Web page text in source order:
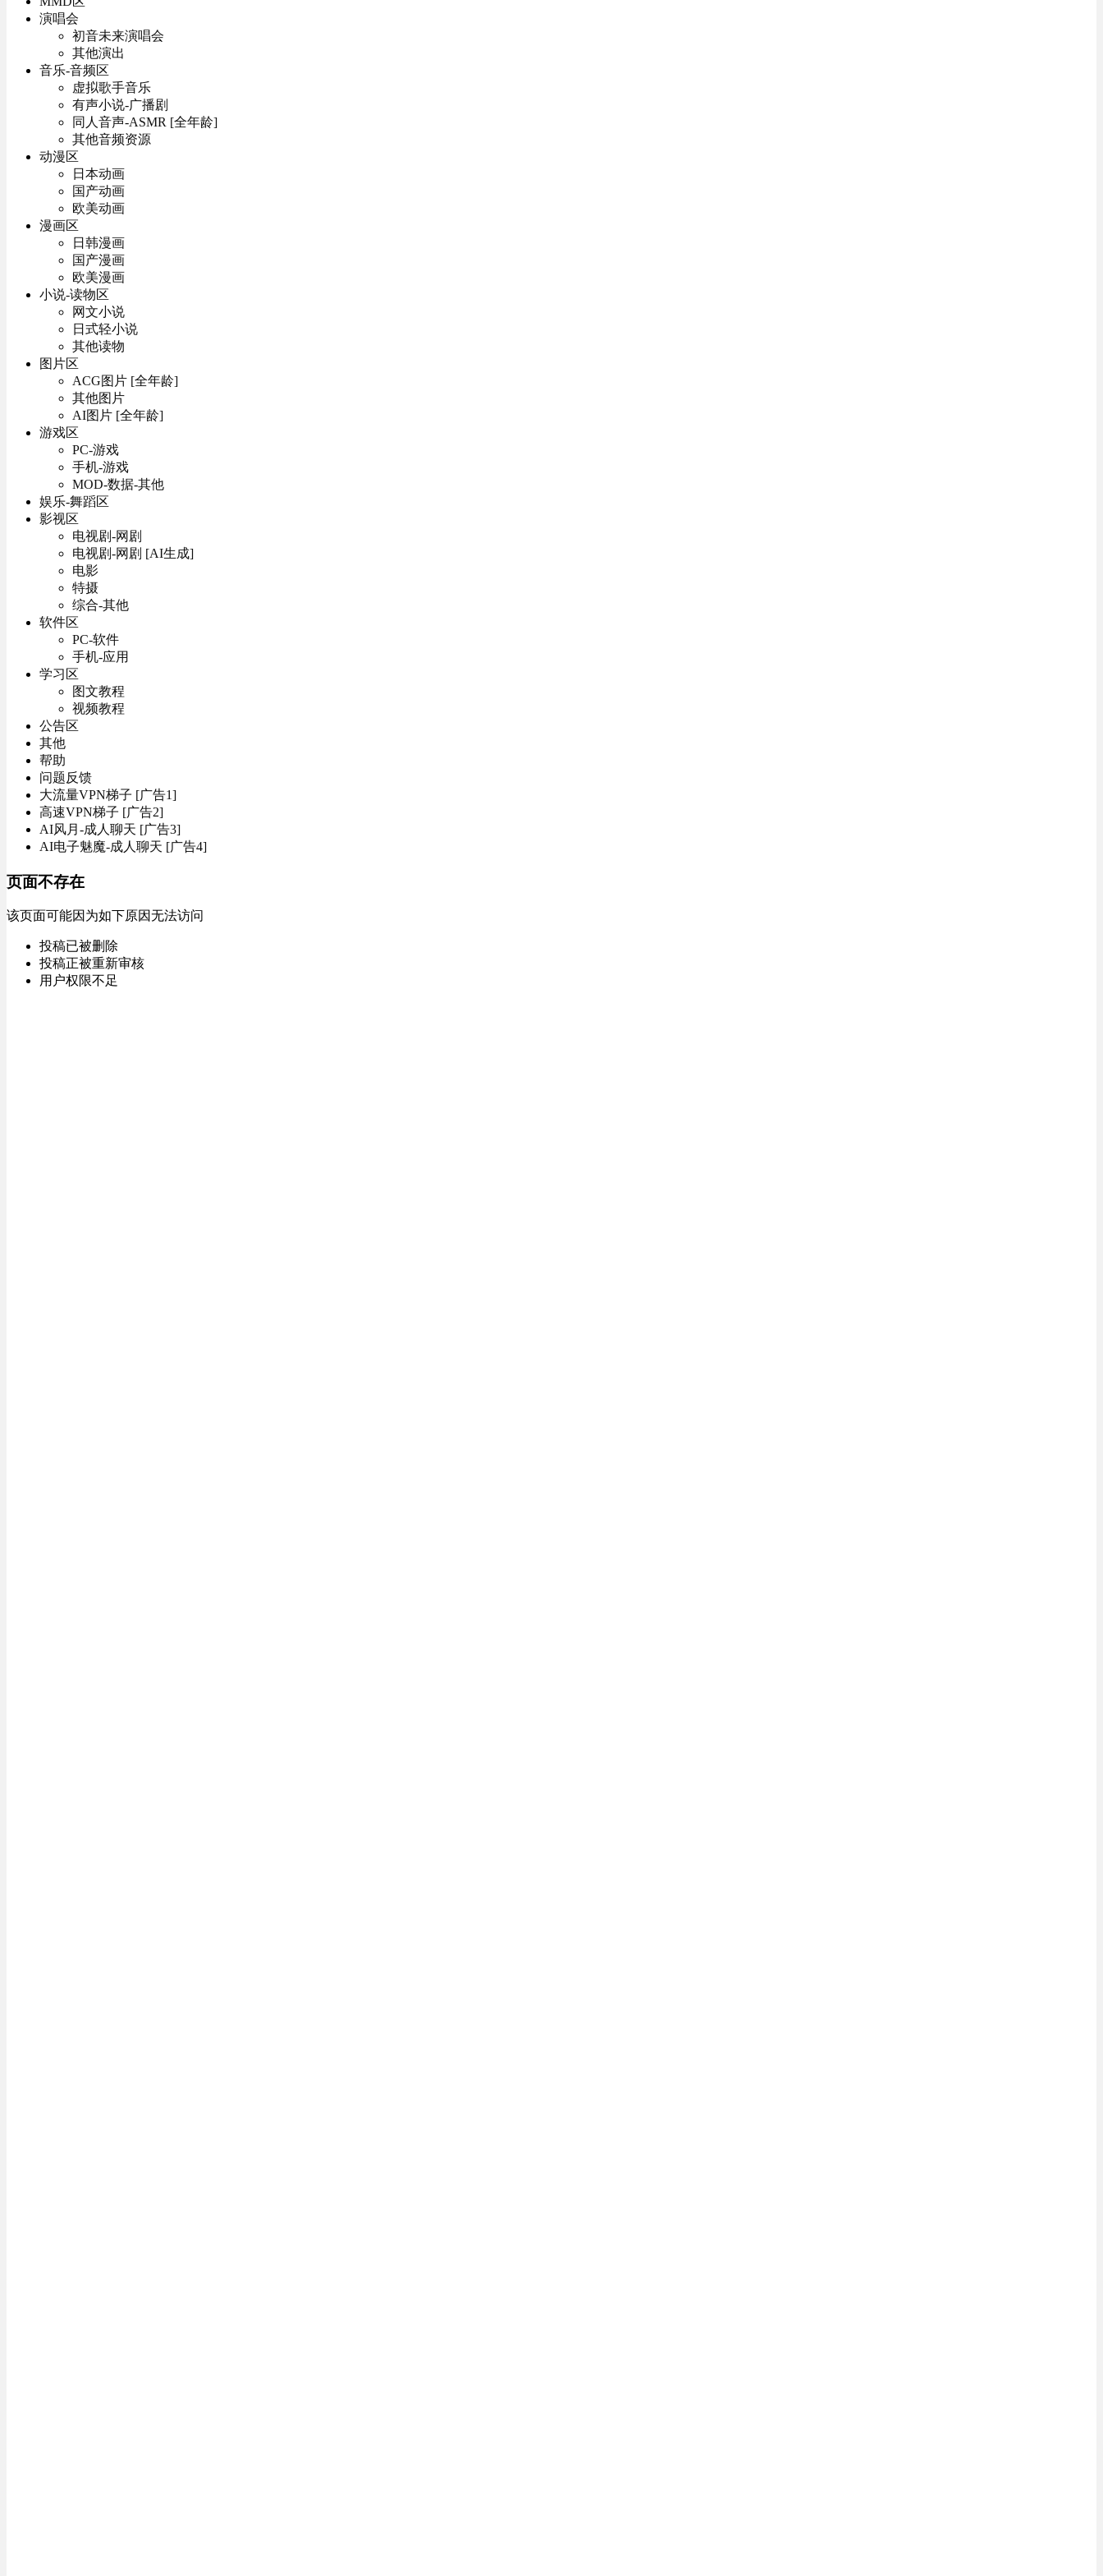
演唱会
初音未来演唱会
其他演出
音乐-音频区
虚拟歌手音乐
有声小说-广播剧
同人音声-ASMR [全年龄]
其他音频资源
动漫区
日本动画
国产动画
欧美动画
漫画区
日韩漫画
国产漫画
欧美漫画
小说-读物区
网文小说
日式轻小说
其他读物
图片区
ACG图片 [全年龄]
其他图片
AI图片 [全年龄]
游戏区
PC-游戏
手机-游戏
MOD-数据-其他
娱乐-舞蹈区
影视区
电视剧-网剧
电视剧-网剧 [AI生成]
电影
特摄
综合-其他
软件区
PC-软件
手机-应用
学习区
图文教程
视频教程
公告区
其他
帮助
问题反馈
大流量VPN梯子 [广告1]
高速VPN梯子 [广告2]
AI风月-成人聊天 [广告3]
AI电子魅魔-成人聊天 [广告4]
页面不存在
该页面可能因为如下原因无法访问
投稿已被删除
投稿正被重新审核
用户权限不足